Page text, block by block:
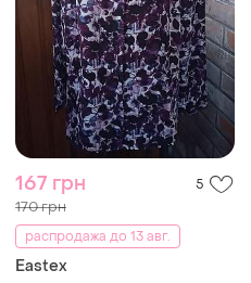
167 грн 5
170 грн
распродажа до 13 авг.
Eastex